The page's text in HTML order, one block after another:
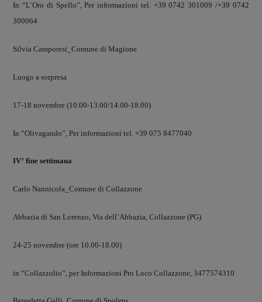
In “L’Oro di Spello”, Per informazioni tel. +39 0742 301009 /+39 0742
300064
Silvia Camporesi_Comune di Magione
Luogo a sorpresa
17-18 novembre (10.00-13.00/14.00-18.00)
In “Olivagando”, Per informazioni tel. +39 075 8477040
IV° fine settimana
Carlo Nannicola_Comune di Collazzone
Abbazia di San Lorenzo, Via dell’Abbazia, Collazzone (PG)
24-25 novembre (ore 10.00-18.00)
in “Collazzolio”, per Informazioni Pro Loco Collazzone, 3477574310